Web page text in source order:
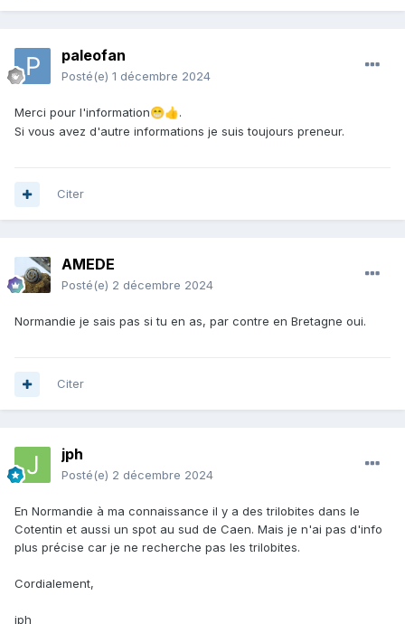
paleofan
Posté(e) 1 décembre 2024
Merci pour l'information😁👍.
Si vous avez d'autre informations je suis toujours preneur.
Citer
AMEDE
Posté(e) 2 décembre 2024
Normandie je sais pas si tu en as, par contre en Bretagne oui.
Citer
jph
Posté(e) 2 décembre 2024
En Normandie à ma connaissance il y a des trilobites dans le
Cotentin et aussi un spot au sud de Caen. Mais je n'ai pas d'info
plus précise car je ne recherche pas les trilobites.
Cordialement,
jph